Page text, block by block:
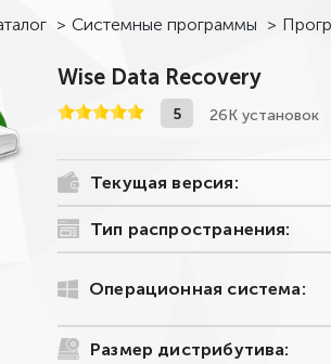
> Системные программы >
Wise Data Recovery
5 26К установок
Текущая версия:
Тип распространения:
Операционная система:
Размер дистрибутива: